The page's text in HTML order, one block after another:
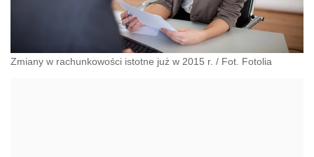
Zmiany w rachunkowości istotne już w 2015 r. / Fot. Fotolia